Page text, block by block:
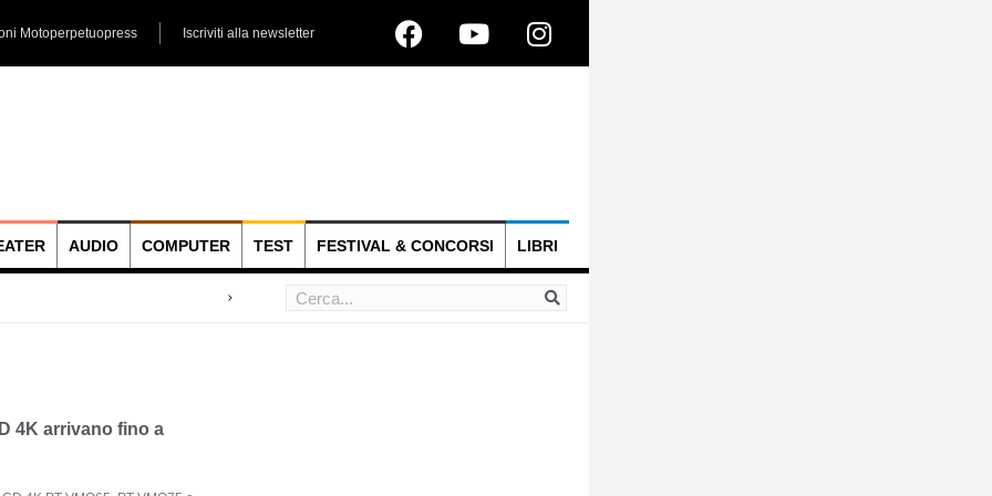
Motoperpetuopress Iscriviti alla newsletter
AUDIO COMPUTER TEST FESTIVAL & CONCORSI LIBRI
4K arrivano fino a